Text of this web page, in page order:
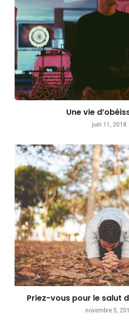
Une vie
juin 11, 2018
Priez-vous pour le salut
novembre 5,